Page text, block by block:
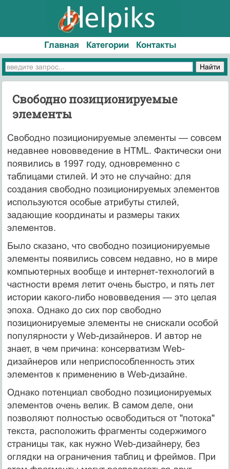
Главная Категории Контакты
Свободно позиционируемые
элементы
Свободно позиционируемые элементы — совсем
недавнее нововведение в HTML. Фактически они
появились в 1997 году, одновременно с
таблицами стилей. И это не случайно: для
создания свободно позиционируемых элементов
используются особые атрибуты стилей,
задающие координаты и размеры таких
элементов.
Было сказано, что свободно позиционируемые
элементы появились совсем недавно, но в мире
компьютерных вообще и интернет-технологий в
частности время летит очень быстро, и пять лет
истории какого-либо нововведения — это целая
эпоха. Однако до сих пор свободно
позиционируемые элементы не снискали особой
популярности у Web-дизайнеров. И автор не
знает, в чем причина: консерватизм Web-
дизайнеров или неприспособленность этих
элементов к применению в Web-дизайне.
Однако потенциал свободно позиционируемых
элементов очень велик. В самом деле, они
позволяют полностью освободиться от "потока"
текста, расположить фрагменты содержимого
страницы так, как нужно Web-дизайнеру, без
оглядки на ограничения таблиц и фреймов. При